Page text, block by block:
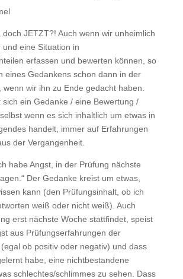
JETZT?! Auch wenn wir unheimlich
eine Situation in
erfassen und bewerten können, so
eines Gedankens schon dann in der
wenn wir ihn zu Ende gedacht haben.
ein Gedanke / eine Bewertung /
wenn es sich inhaltlich um etwas in
handelt, immer auf Erfahrungen
der Vergangenheit.
habe Angst, in der Prüfung nächste
Der Gedanke kreist um etwas,
kann (den Prüfungsinhalt, ob ich
weiß oder nicht weiß). Auch
erst nächste Woche stattfindet, speist
aus Prüfungserfahrungen der
ob positiv oder negativ) und dass
habe, eine nichtbestandene
schlechtes/schlimmes zu sehen. Dass